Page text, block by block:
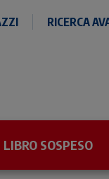
RICERCA
LIBRO SOSPESO